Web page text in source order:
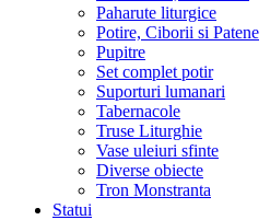
Paharute liturgice
Potire, Ciborii si Patene
Pupitre
Set complet potir
Suporturi lumanari
Tabernacole
Truse Liturghie
Vase uleiuri sfinte
Diverse obiecte
Tron Monstranta
Statui